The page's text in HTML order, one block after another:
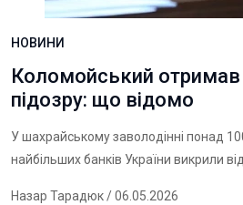
НОВИНИ
Коломойський
підозру: що відомо
У шахрайському заволодінні понад
найбільших банків України викрили
Назар Тарадюк/ 06.05.2026